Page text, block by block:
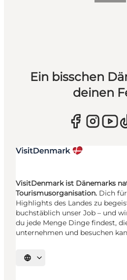
Ein bisschen
deinen
VisitDenmark ist Dänemarks
Tourismusorganisation. Dich
Highlights des Landes zu
buchstäblich unser Job – und
du jede Menge Dinge findest,
unternehmen und besuchen
Sprache auswählen